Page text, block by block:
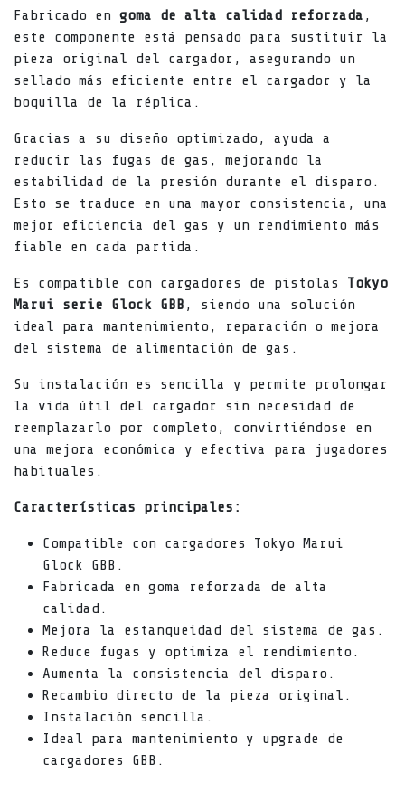
Fabricado en goma de alta calidad reforzada ,
este componente está pensado para sustituir la
pieza original del cargador, asegurando un
sellado más eficiente entre el cargador y la
boquilla de la réplica.
Gracias a su diseño optimizado, ayuda a
reducir las fugas de gas, mejorando la
estabilidad de la presión durante el disparo.
Esto se traduce en una mayor consistencia, una
mejor eficiencia del gas y un rendimiento más
fiable en cada partida.
Es compatible con cargadores de pistolas Tokyo
Marui serie Glock GBB , siendo una solución
ideal para mantenimiento, reparación o mejora
del sistema de alimentación de gas.
Su instalación es sencilla y permite prolongar
la vida útil del cargador sin necesidad de
reemplazarlo por completo, convirtiéndose en
una mejora económica y efectiva para jugadores
habituales.
Características principales:
Compatible con cargadores Tokyo Marui
Glock GBB.
Fabricada en goma reforzada de alta
calidad.
Mejora la estanqueidad del sistema de gas.
Reduce fugas y optimiza el rendimiento.
Aumenta la consistencia del disparo.
Recambio directo de la pieza original.
Instalación sencilla.
Ideal para mantenimiento y upgrade de
cargadores GBB.